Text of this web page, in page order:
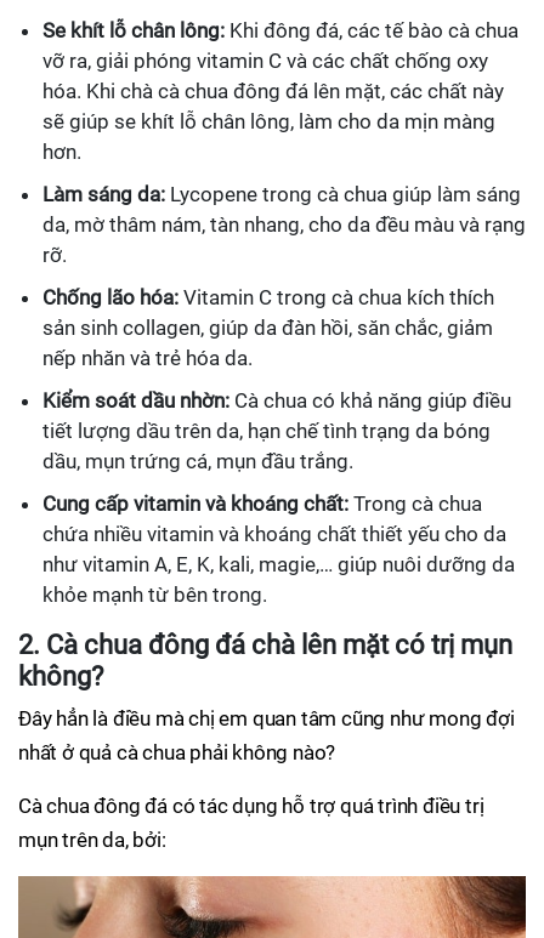
Se khít lỗ chân lông: Khi đông đá, các tế bào cà chua
vỡ ra, giải phóng vitamin C và các chất chống oxy
hóa. Khi chà cà chua đông đá lên mặt, các chất này
sẽ giúp se khít lỗ chân lông, làm cho da mịn màng
hơn.
Làm sáng da: Lycopene trong cà chua giúp làm sáng
da, mờ thâm nám, tàn nhang, cho da đều màu và rạng
rỡ.
Chống lão hóa: Vitamin C trong cà chua kích thích
sản sinh collagen, giúp da đàn hồi, săn chắc, giảm
nếp nhăn và trẻ hóa da.
Kiểm soát dầu nhờn: Cà chua có khả năng giúp điều
tiết lượng dầu trên da, hạn chế tình trạng da bóng
dầu, mụn trứng cá, mụn đầu trắng.
Cung cấp vitamin và khoáng chất: Trong cà chua
chứa nhiều vitamin và khoáng chất thiết yếu cho da
như vitamin A, E, K, kali, magie,… giúp nuôi dưỡng da
khỏe mạnh từ bên trong.
2. Cà chua đông đá chà lên mặt có trị mụn
không?
Đây hẳn là điều mà chị em quan tâm cũng như mong đợi
nhất ở quả cà chua phải không nào?
Cà chua đông đá có tác dụng hỗ trợ quá trình điều trị
mụn trên da, bởi: